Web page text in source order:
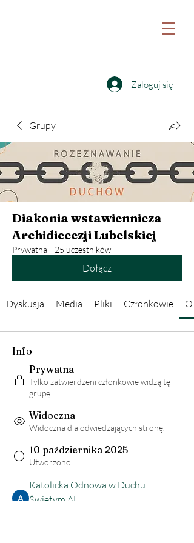
Zaloguj się
Grupy
Diakonia wstawiennicza
Archidiecezji Lubelskiej
Prywatna · 25 uczestników
Dołącz
Dyskusja Media Pliki Członkowie O
Info
Prywatna
Tylko zatwierdzeni członkowie widzą tę
grupę.
Widoczna
Widoczna dla odwiedzających stronę.
10 października 2025
Utworzono
Katolicka Odnowa w Duchu
Świętym AL